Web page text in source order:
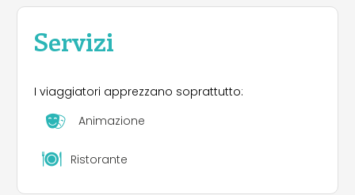
noleggiare barche a motore, yacht e kayak per
trascorrere divertenti giornate alla scoperta del
alla palestra, fino al lago privato per la pesca. Chi
ama le escursioni, inoltre, può dedicarsi alle uscite
in mountain bike e al nordic walking nella natura,
culturale, come quello che conduce al castello
Servizi
I viaggiatori apprezzano soprattutto:
Animazione
Ristorante